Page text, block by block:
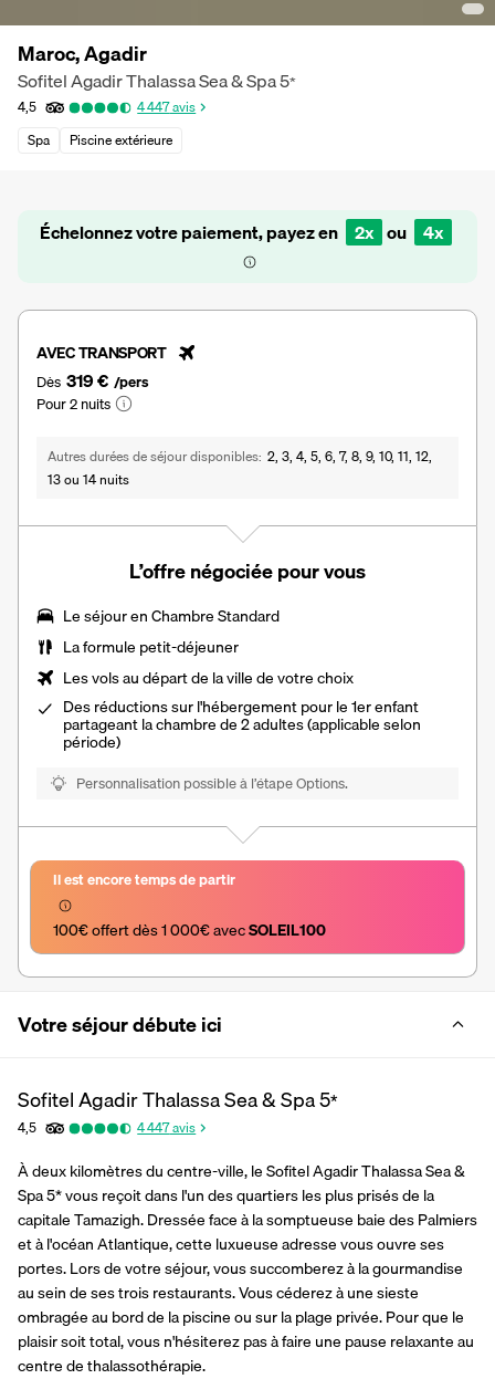
Maroc, Agadir
Sofitel Agadir Thalassa Sea & Spa5*
4,5 4 447avis
Spa
Piscine extérieure
Échelonnez votre paiement, payez en 2x ou 4x
AVEC TRANSPORT
Dès 319 € /pers
Pour 2 nuits
Autres durées de séjour disponibles 2, 3, 4, 5, 6, 7, 8, 9, 10, 11, 12,
13 ou 14 nuits
L’offre négociée pour vous
Le séjour en Chambre Standard
La formule petit-déjeuner
Les vols au départ de la ville de votre choix
Des réductions sur l'hébergement pour le 1er enfant
partageant la chambre de 2 adultes (applicable selon
période)
Personnalisation possible à l’étape Options.
Il est encore temps de partir
100€ offert dès 1 000€ avec SOLEIL100
Votre séjour débute ici
Sofitel Agadir Thalassa Sea & Spa5*
4,5 4 447avis
À deux kilomètres du centre-ville, le Sofitel Agadir Thalassa Sea &
Spa 5* vous reçoit dans l'un des quartiers les plus prisés de la
capitale Tamazigh. Dressée face à la somptueuse baie des Palmiers
et à l'océan Atlantique, cette luxueuse adresse vous ouvre ses
portes. Lors de votre séjour, vous succomberez à la gourmandise
au sein de ses trois restaurants. Vous céderez à une sieste
ombragée au bord de la piscine ou sur la plage privée. Pour que le
plaisir soit total, vous n'hésiterez pas à faire une pause relaxante au
centre de thalassothérapie.